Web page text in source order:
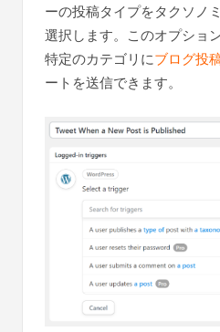
ーの投稿タイプをタクソノ
選択します。このオプショ
特定のカテゴリにブログ投
ートを送信できます。